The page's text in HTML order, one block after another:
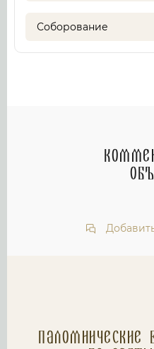
Соборование
Паломнические